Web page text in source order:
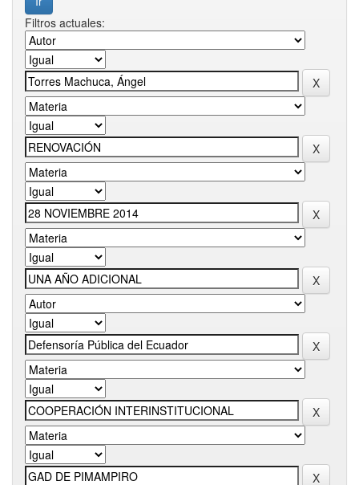
Filtros actuales: